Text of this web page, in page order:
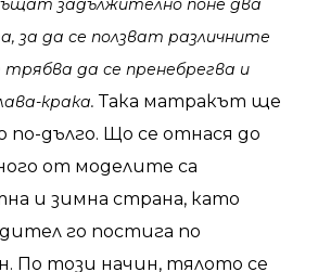
задължително поне два
за да се ползват различните
трябва да се пренебрегва и
крака. Така матракът ще
по-дълго. Що се отнася до
от моделите са
и зимна страна, като
го постига по
По този начин, тялото се